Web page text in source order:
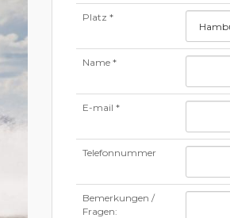
Platz *
Name *
E-mail *
Telefonnummer
Bemerkungen /
Fragen: